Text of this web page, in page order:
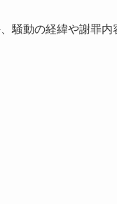
騒動の経緯や謝罪